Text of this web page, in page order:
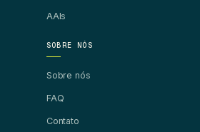
AAIs
SOBRE NÓS
Sobre nós
FAQ
Contato